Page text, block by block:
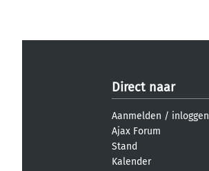
Direct naar
Aanmelden / inloggen
Ajax Forum
Stand
Kalender